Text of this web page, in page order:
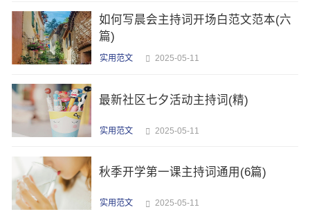
如何写晨会主持词开场白范文范本(六
篇)
实用范文 2025-05-11
最新社区七夕活动主持词(精)
实用范文 2025-05-11
秋季开学第一课主持词通用(6篇)
实用范文 2025-05-11